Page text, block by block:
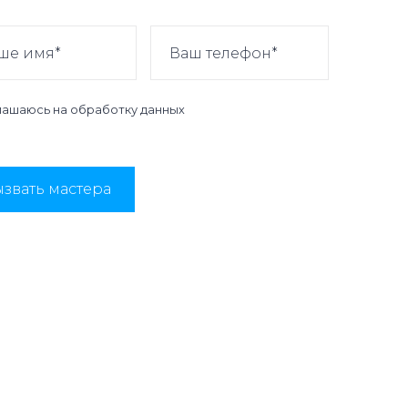
на обработку данных
мастера